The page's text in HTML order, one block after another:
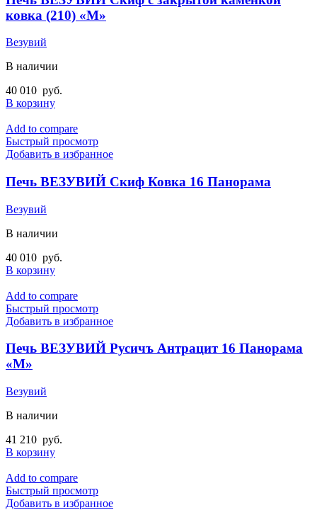
ковка (210) «М»
Везувий
В наличии
40 010 руб.
В корзину
Add to compare
Быстрый просмотр
Добавить в избранное
Печь ВЕЗУВИЙ Скиф Ковка 16 Панорама
Везувий
В наличии
40 010 руб.
В корзину
Add to compare
Быстрый просмотр
Добавить в избранное
Печь ВЕЗУВИЙ Русичъ Антрацит 16 Панорама
«М»
Везувий
В наличии
41 210 руб.
В корзину
Add to compare
Быстрый просмотр
Добавить в избранное